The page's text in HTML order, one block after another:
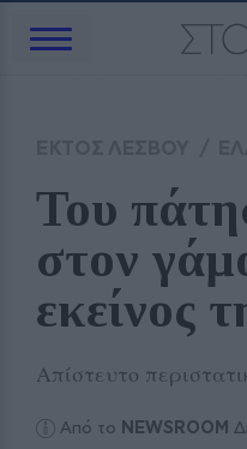
Του
στον
εκείνος
Απίστευτο
Από το NEWSROOM